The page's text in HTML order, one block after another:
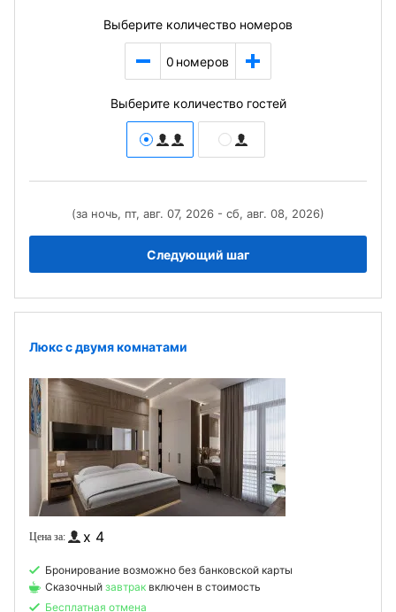
Выберите количество номеров
0 номеров
Выберите количество гостей
(за ночь, пт, авг. 07, 2026 - сб, авг. 08, 2026)
Следующий шаг
Люкс с двумя комнатами
x 4
Бронирование возможно без банковской карты
Сказочный завтрак включен в стоимость
Бесплатная отмена